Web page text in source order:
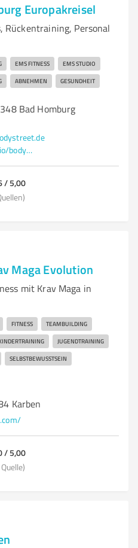
Europakreisel
Rückentraining, Personal
EMS FITNESS EMS STUDIO
ABNEHMEN GESUNDHEIT
Bad Homburg
www.bodystreet.com/de/studio/bodystreet-bad-homburg-europakreisel
/ 5,00
Maga Evolution
mit Krav Maga in
FITNESS TEAMBUILDING
JUGENDTRAINING
SELBSTBEWUSSTSEIN
Karben
/ 5,00